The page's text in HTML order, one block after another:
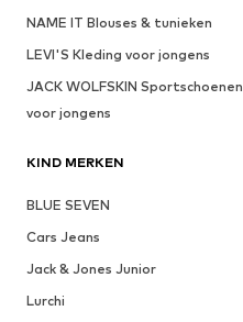
NAME IT Blouses & tunieken
LEVI'S Kleding voor jongens
JACK WOLFSKIN Sportschoenen
voor jongens
KIND MERKEN
BLUE SEVEN
Cars Jeans
Jack & Jones Junior
Lurchi